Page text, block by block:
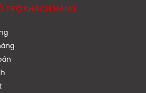
TRỢ KHÁCH HÀNG